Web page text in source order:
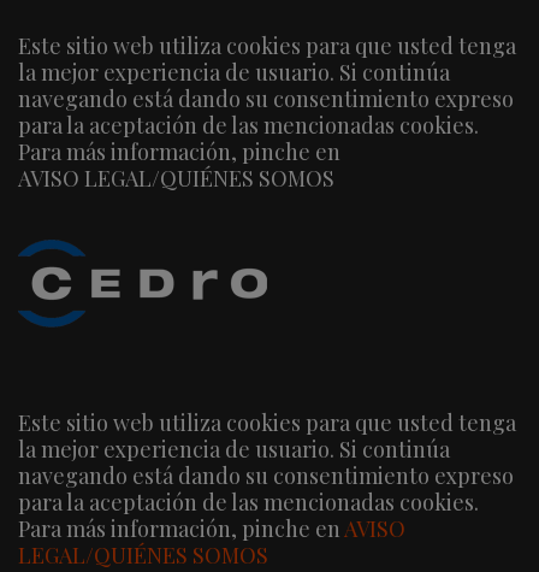
Este sitio web utiliza cookies para que usted tenga
la mejor experiencia de usuario. Si continúa
navegando está dando su consentimiento expreso
para la aceptación de las mencionadas cookies.
Para más información, pinche en
AVISO LEGAL/QUIÉNES SOMOS
Este sitio web utiliza cookies para que usted tenga
la mejor experiencia de usuario. Si continúa
navegando está dando su consentimiento expreso
para la aceptación de las mencionadas cookies.
Para más información, pinche enAVISO
LEGAL/QUIÉNES SOMOS